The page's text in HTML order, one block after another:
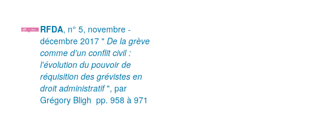
RFDA, n° 5, novembre -
décembre 2017 " De la grève
comme d'un conflit civil :
l'évolution du pouvoir de
réquisition des grévistes en
droit administratif", par
Grégory Bligh pp. 958 à 971